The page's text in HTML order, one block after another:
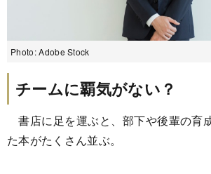
Photo: Adobe Stock
チームに覇気がない？
書店に足を運ぶと、部下や後輩の育
た本がたくさん並ぶ。